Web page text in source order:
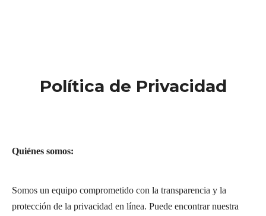
Política de Privacidad
Quiénes somos:
Somos un equipo comprometido con la transparencia y la
protección de la privacidad en línea. Puede encontrar nuestra